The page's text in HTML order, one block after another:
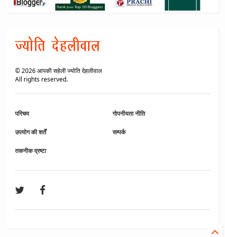
©2026आपकी सहेली ज्योति देहलीवाल
All rights reserved.
परिचय गोपनीयता नीति
उपयोग की शर्तें सम्पर्क
तकनीक द्रष्टा